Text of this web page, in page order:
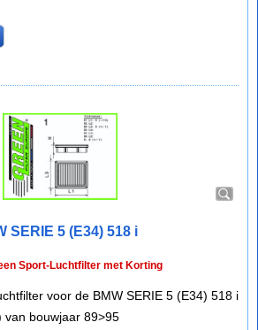
SERIE 5 (E34) 518 i
Sport-Luchtfilter met Korting
voor de BMW SERIE 5 (E34) 518 i
van bouwjaar 89>95